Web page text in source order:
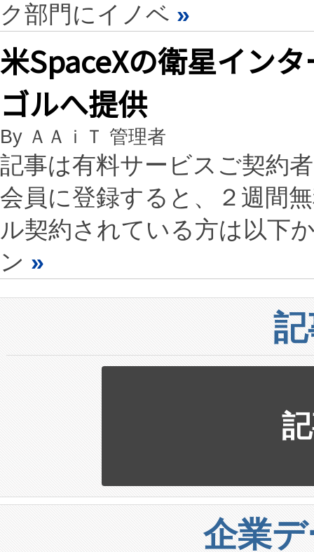
ク部門にイノベ »
米SpaceXの衛星イン
ゴルへ提供
By ＡＡｉＴ 管理者
記事は有料サービスご契約
会員に登録すると、２週間
ル契約されている方は以下
ン »
企業